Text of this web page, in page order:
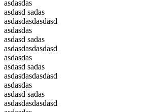
asdasdas
asdasd sadas
asdasdasdasdasd
asdasdas
asdasd sadas
asdasdasdasdasd
asdasdas
asdasd sadas
asdasdasdasdasd
asdasdas
asdasd sadas
asdasdasdasdasd